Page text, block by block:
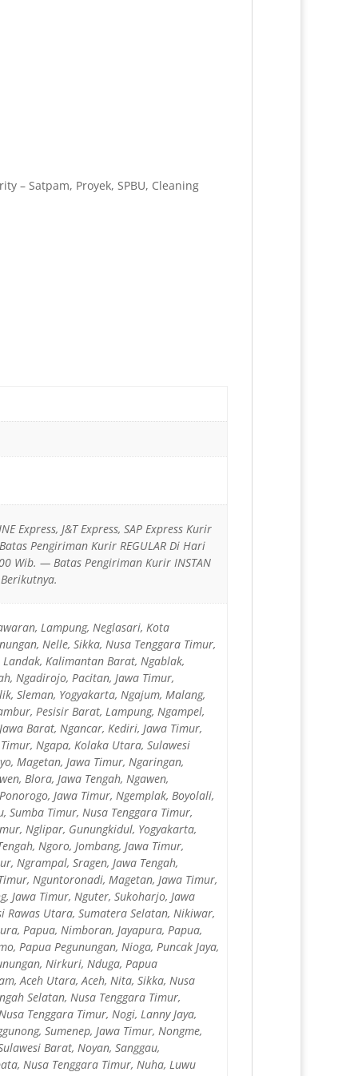
– Satpam, Proyek, SPBU, Cleaning
Express, J&T Express, SAP Express Kurir
Pengiriman Kurir REGULAR Di Hari
Wib. — Batas Pengiriman Kurir INSTAN
Lampung, Neglasari, Kota
Nelle, Sikka, Nusa Tenggara Timur,
Kalimantan Barat, Ngablak,
Ngadirojo, Pacitan, Jawa Timur,
Sleman, Yogyakarta, Ngajum, Malang,
Pesisir Barat, Lampung, Ngampel,
Barat, Ngancar, Kediri, Jawa Timur,
Ngapa, Kolaka Utara, Sulawesi
Magetan, Jawa Timur, Ngaringan,
Blora, Jawa Tengah, Ngawen,
Jawa Timur, Ngemplak, Boyolali,
Sumba Timur, Nusa Tenggara Timur,
Nglipar, Gunungkidul, Yogyakarta,
Ngoro, Jombang, Jawa Timur,
Ngrampal, Sragen, Jawa Tengah,
Nguntoronadi, Magetan, Jawa Timur,
Jawa Timur, Nguter, Sukoharjo, Jawa
Rawas Utara, Sumatera Selatan, Nikiwar,
Papua, Nimboran, Jayapura, Papua,
Papua Pegunungan, Nioga, Puncak Jaya,
Nirkuri, Nduga, Papua
Aceh Utara, Aceh, Nita, Sikka, Nusa
Selatan, Nusa Tenggara Timur,
Tenggara Timur, Nogi, Lanny Jaya,
Sumenep, Jawa Timur, Nongme,
Barat, Noyan, Sanggau,
Nusa Tenggara Timur, Nuha, Luwu